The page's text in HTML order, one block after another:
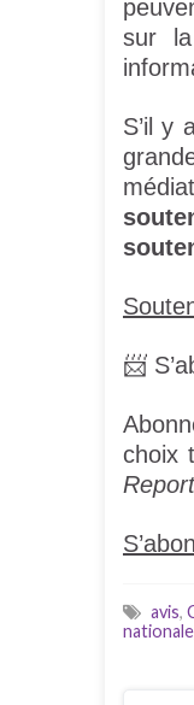
sur
S’il y
📨
choix
avis,
nationale